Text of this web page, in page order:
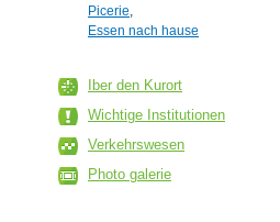
Picerie,
Essen nach hause
Iber den Kurort
Wichtige Institutionen
Verkehrswesen
Photo galerie